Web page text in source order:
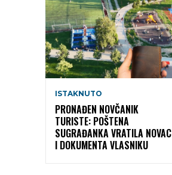
ISTAKNUTO
PRONAĐEN NOVČANIK
TURISTE: POŠTENA
SUGRAĐANKA VRATILA NOVAC
I DOKUMENTA VLASNIKU